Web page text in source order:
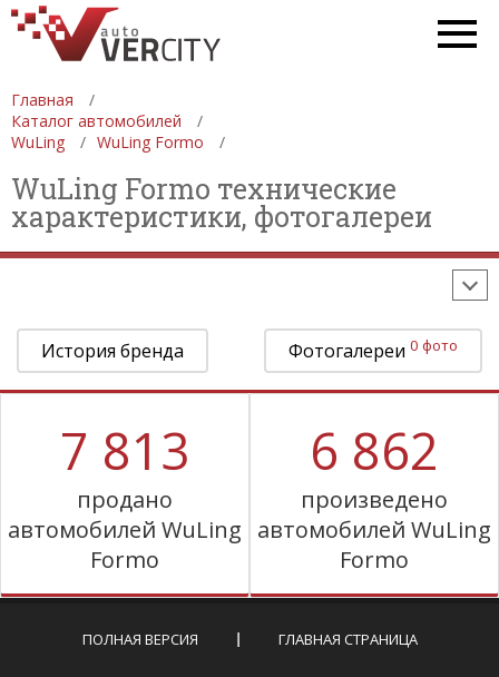
Главная
Каталог автомобилей
WuLing
WuLing Formo
WuLing Formo технические
характеристики, фотогалереи
СПЕЦТЕХНИКА
ФОРМУЛА 1
СТАТИСТИКА
ПРОИЗВОДСТВО АВТОМОБИЛЕЙ
ON-LINE КАЛЬКУЛЯТОРЫ
История бренда Фотогалереи 0 фото
7 813
продано
автомобилей WuLing
Formo
6 862
произведено
автомобилей WuLing
Formo
ПОЛНАЯ ВЕРСИЯ ГЛАВНАЯ СТРАНИЦА